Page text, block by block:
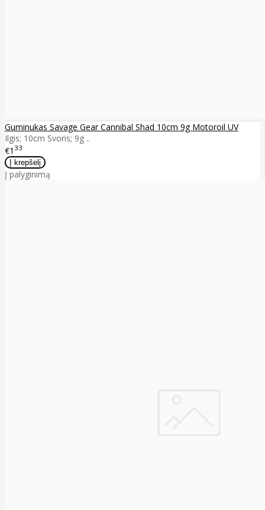
Guminukas Savage Gear Cannibal Shad 10cm 9g Motoroil UV
Ilgis; 10cm Svoris; 9g ..
€1 33
Į palyginimą